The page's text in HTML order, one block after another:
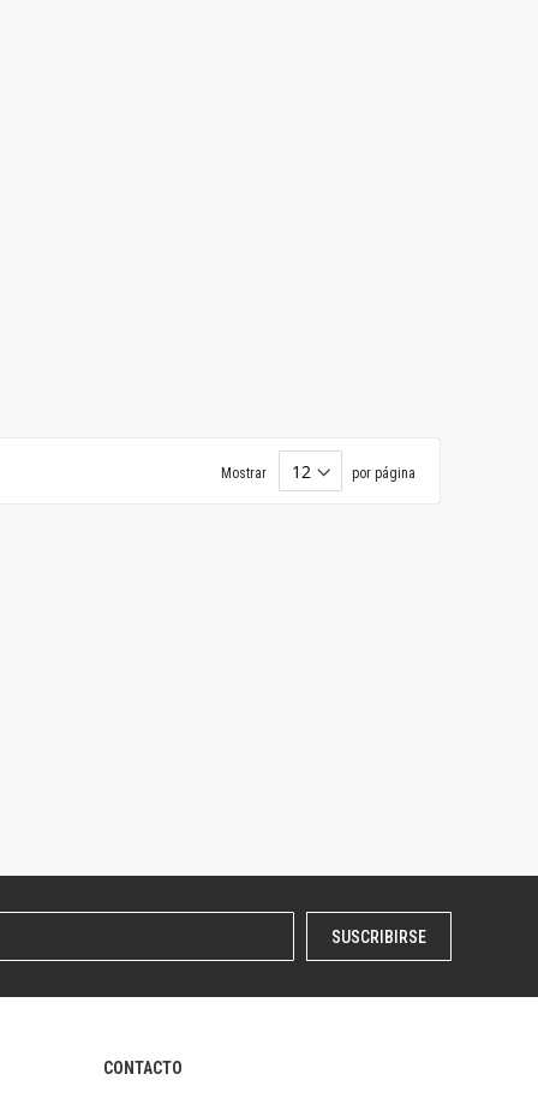
Mostrar por página
SUSCRIBIRSE
CONTACTO